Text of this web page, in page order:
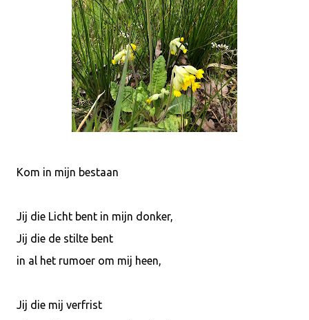
Kom in mijn bestaan
Jij die Licht bent in mijn donker,
Jij die de stilte bent
in al het rumoer om mij heen,
Jij die mij verfrist